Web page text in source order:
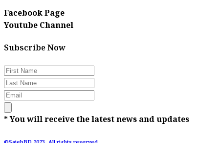
Facebook Page
Youtube Channel
Subscribe Now
* You will receive the latest news and updates